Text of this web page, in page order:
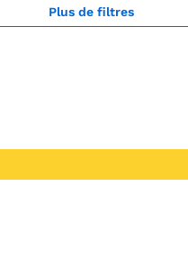
Plus de filtres